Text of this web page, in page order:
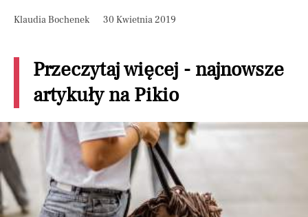
Klaudia Bochenek 30 Kwietnia 2019
Przeczytaj więcej - najnowsze
artykuły na Pikio